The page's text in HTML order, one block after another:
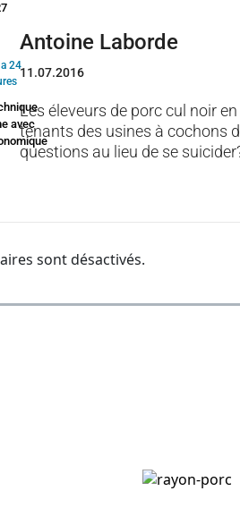
Antoine Laborde
11.07.2016
Les éleveurs de porc cul noir
tenants des usines à cochons
questions au lieu de se
sont désactivés.
a 24
avec